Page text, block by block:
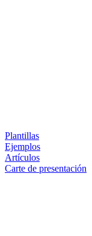
Plantillas
Ejemplos
Artículos
Carte de presentación